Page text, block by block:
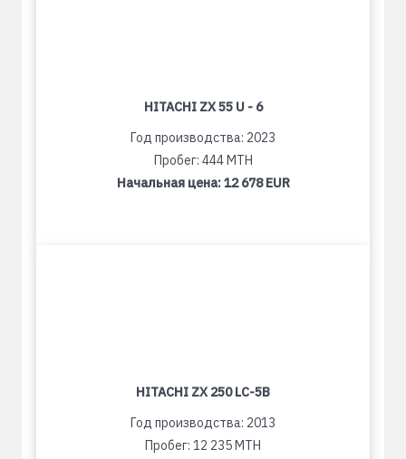
HITACHI ZX 55 U - 6
Год производства: 2023
Пробег: 444 MTH
Начальная цена:12 678 EUR
HITACHI ZX 250 LC-5B
Год производства: 2013
Пробег: 12 235 MTH